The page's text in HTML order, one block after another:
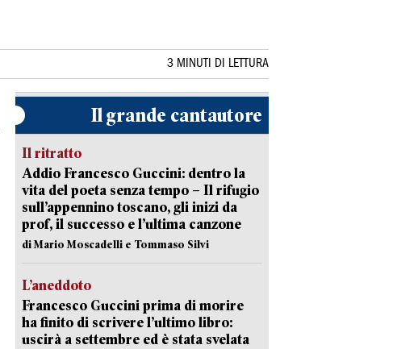
3 MINUTI DI LETTURA
Il grande cantautore
Il ritratto
Addio Francesco Guccini: dentro la
vita del poeta senza tempo – Il rifugio
sull’appennino toscano, gli inizi da
prof, il successo e l’ultima canzone
di Mario Moscadelli e Tommaso Silvi
L’aneddoto
Francesco Guccini prima di morire
ha finito di scrivere l’ultimo libro:
uscirà a settembre ed è stata svelata